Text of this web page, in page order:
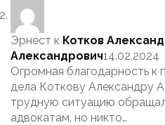
Эрнест к Котков
Александрович14.02.2024
Огромная благодарность к
дела Коткову Александру
трудную ситуацию
адвокатам, но никто…